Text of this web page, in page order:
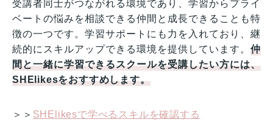
受講者同士がつながれる環境であり、学習からプライ
ベートの悩みを相談できる仲間と成長できることも特
徴の一つです。学習サポートにも力を入れており、継
続的にスキルアップできる環境を提供しています。仲
間と一緒に学習できるスクールを受講したい方には、
SHElikesをおすすめします。
＞＞ SHElikesで学べるスキルを確認する